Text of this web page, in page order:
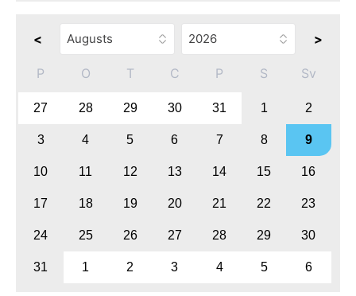
< >
P O T C P S Sv
27 28 29 30 31 1 2
3 4 5 6 7 8 9
10 11 12 13 14 15 16
17 18 19 20 21 22 23
24 25 26 27 28 29 30
31 1 2 3 4 5 6